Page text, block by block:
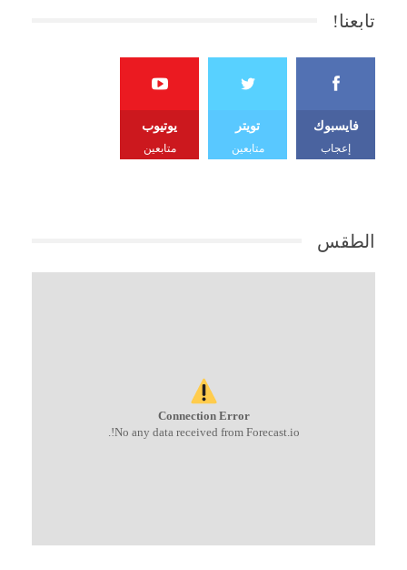
تابعنا!
فايسبوك
إعجاب
تويتر
متابعين
يوتيوب
متابعين
الطقس
Connection Error
No any data received from Forecast.io!.